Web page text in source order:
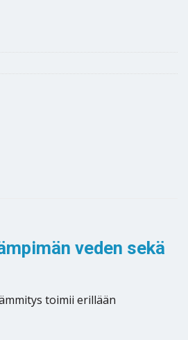
veden sekä
toimii erillään